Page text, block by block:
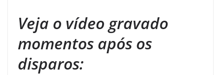
Veja o vídeo gravado
momentos após os
disparos: